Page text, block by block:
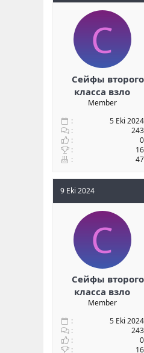
С
Сейфы второго
класса взло
Member
5 Eki 2024
243
0
16
47
9 Eki 2024
С
Сейфы второго
класса взло
Member
5 Eki 2024
243
0
16